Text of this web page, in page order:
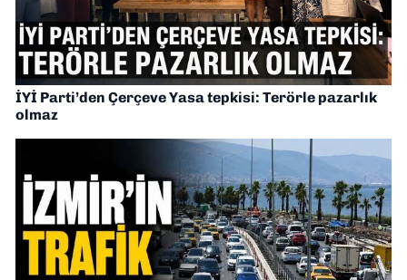
İYİ Parti’den Çerçeve Yasa tepkisi: Terörle pazarlık
olmaz